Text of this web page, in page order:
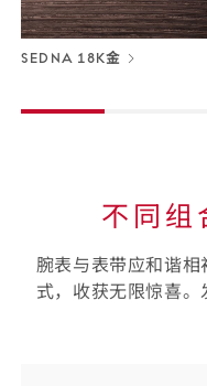
SEDNA 18K金
不同组
腕表与表带应和谐
式，收获无限惊喜。